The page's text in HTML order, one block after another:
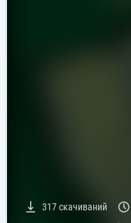
317скачиваний